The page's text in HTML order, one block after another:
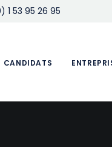
1 53 95 26 95
CANDIDATS